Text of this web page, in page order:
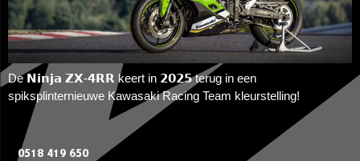
De 𝗡𝗶𝗻𝗷𝗮 𝗭𝗫-𝟰𝗥𝗥 keert in 𝟮𝟬𝟮𝟱 terug in een
spiksplinternieuwe Kawasaki Racing Team kleurstelling!
0518 419 650